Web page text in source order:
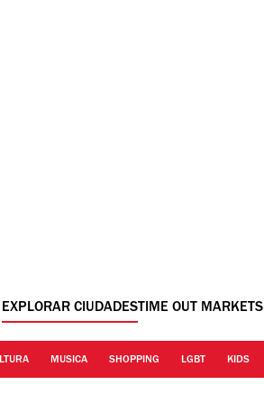
EXPLORAR CIUDADESTIME OUT MARKETS
MUSICA SHOPPING LGBT KIDS